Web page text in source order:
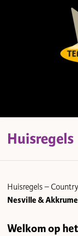
Huisregels
Huisregels –
Nesville &
Welkom op